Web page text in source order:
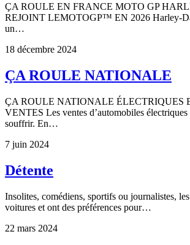
ÇA ROULE EN FRANCE MOTO GP
REJOINT LEMOTOGP™ EN 2026 Harley-
un…
18 décembre 2024
ÇA ROULE NATIONALE
ÇA ROULE NATIONALE ÉLECTRIQUES
VENTES Les ventes d’automobiles
souffrir. En…
7 juin 2024
Détente
Insolites, comédiens, sportifs ou journalistes,
voitures et ont des préférences pour…
22 mars 2024